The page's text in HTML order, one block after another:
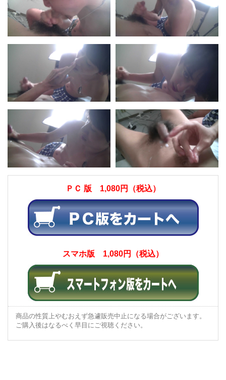
ＰＣ 版 1,080円（税込）
スマホ版 1,080円（税込）
商品の性質上やむおえず急遽販売中止になる場合がございます。
ご購入後はなるべく早目にご視聴ください。